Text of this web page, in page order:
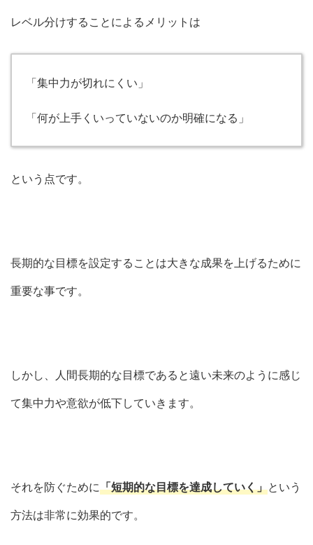
レベル分けすることによるメリットは
「集中力が切れにくい」
「何が上手くいっていないのか明確になる」
という点です。
長期的な目標を設定することは大きな成果を上げるために
重要な事です。
しかし、人間長期的な目標であると遠い未来のように感じ
て集中力や意欲が低下していきます。
それを防ぐために「短期的な目標を達成していく」という
方法は非常に効果的です。